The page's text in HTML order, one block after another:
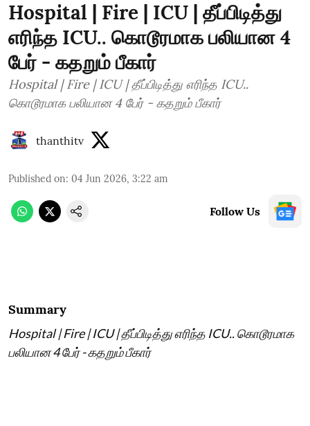
Hospital | Fire | ICU | தீப்பிடித்து
எரிந்த ICU.. கொடூரமாக பலியான 4
பேர் - கதறும் பீகார்
Hospital | Fire | ICU | தீப்பிடித்து எரிந்த ICU..
கொடூரமாக பலியான 4 பேர் - கதறும் பீகார்
thanthitv
Published on: 04 Jun 2026, 3:22 am
Follow Us
Summary
Hospital | Fire | ICU | தீப்பிடித்து எரிந்த ICU.. கொடூரமாக
பலியான 4 பேர் - கதறும் பீகார்